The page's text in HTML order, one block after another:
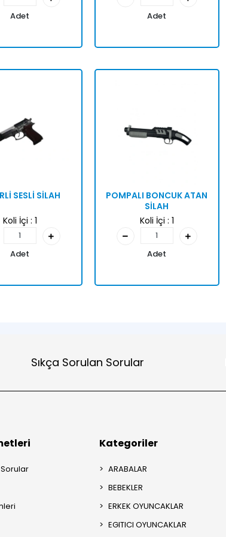
Adet Adet
SESLİ SİLAH
Koli İçi : 1
Adet
POMPALI BONCUK ATAN
SİLAH
Koli İçi : 1
Adet
Sıkça Sorulan Sorular
Kategoriler
ARABALAR
BEBEKLER
ERKEK OYUNCAKLAR
EGITICI OYUNCAKLAR